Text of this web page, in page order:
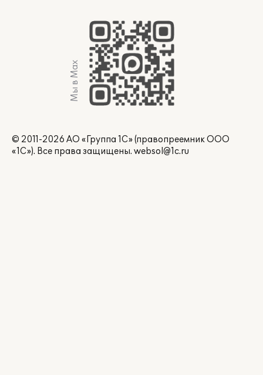
Мы в Max
© 2011-2026 АО «Группа 1С» (правопреемник ООО
«1С»). Все права защищены. websol@1c.ru